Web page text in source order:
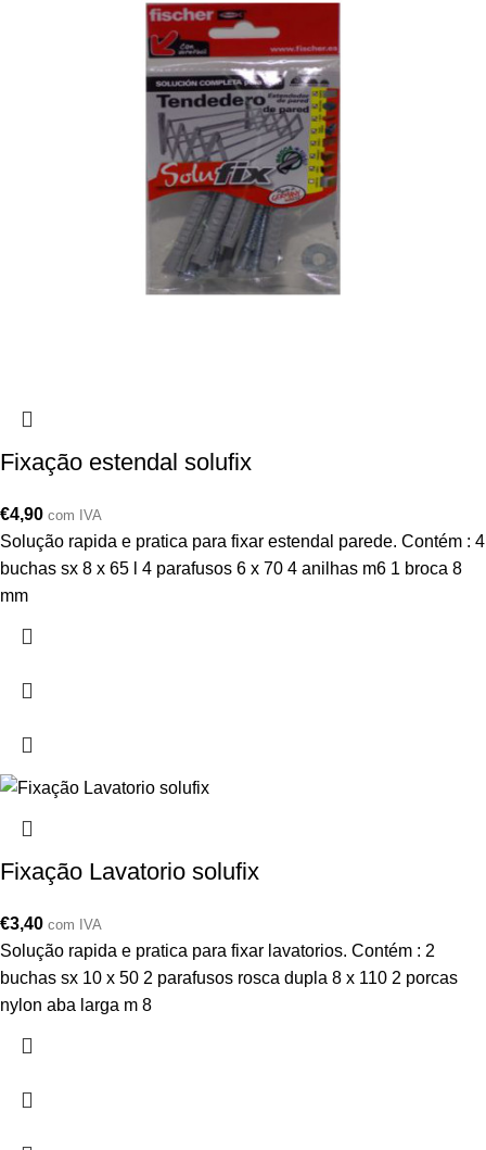
Fixação estendal solufix
€4,90 com IVA
Solução rapida e pratica para fixar estendal parede. Contém : 4
buchas sx 8 x 65 l 4 parafusos 6 x 70 4 anilhas m6 1 broca 8
mm
Fixação Lavatorio solufix
€3,40 com IVA
Solução rapida e pratica para fixar lavatorios. Contém : 2
buchas sx 10 x 50 2 parafusos rosca dupla 8 x 110 2 porcas
nylon aba larga m 8